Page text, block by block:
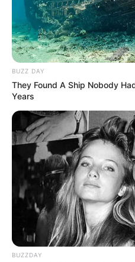
BUZZ DAY
They Found A Ship Nobody
Years
BUZZDAY